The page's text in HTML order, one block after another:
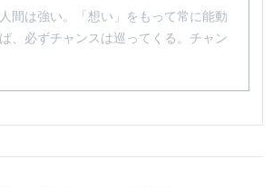
間は強い。「想い」をもって常に能動
、必ずチャンスは巡ってくる。チャン